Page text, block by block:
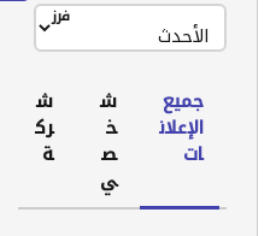
فرز
جميع
الإعلان
ات
ش
خ
ص
ي
ش
رك
ة